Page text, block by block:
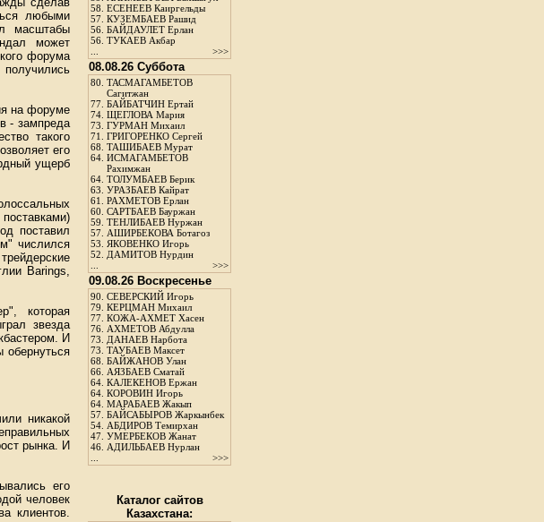
любыми
масштабы
может
форума
на форуме
- зампреда
такого
его
ущерб
поставил
числился
Barings,
которая
звезда
И
обернуться
никакой
рынка. И
его
человек
клиентов.
58. ЕСЕНЕЕВ Каиргельды
57. КУЗЕМБАЕВ Рашид
56. БАЙДАУЛЕТ Ерлан
56. ТУКАЕВ Акбар
>>>
08.08.26 Суббота
80. ТАСМАГАМБЕТОВ
Сагитжан
77. БАЙБАТЧИН Ертай
74. ЩЕГЛОВА Мария
73. ГУРМАН Михаил
71. ГРИГОРЕНКО Сергей
68. ТАШИБАЕВ Мурат
64. ИСМАГАМБЕТОВ
Рахимжан
64. ТОЛУМБАЕВ Берик
63. УРАЗБАЕВ Кайрат
61. РАХМЕТОВ Ерлан
60. САРТБАЕВ Бауржан
59. ТЕНЛИБАЕВ Нуржан
57. АШИРБЕКОВА Ботагоз
53. ЯКОВЕНКО Игорь
52. ДАМИТОВ Нурдин
>>>
09.08.26 Воскресенье
90. СЕВЕРСКИЙ Игорь
79. КЕРЦМАН Михаил
77. КОЖА-АХМЕТ Хасен
76. АХМЕТОВ Абдулла
73. ДАНАЕВ Нарбота
73. ТАУБАЕВ Максет
68. БАЙЖАНОВ Улан
66. АЯЗБАЕВ Сматай
64. КАЛЕКЕНОВ Ержан
64. КОРОВИН Игорь
64. МАРАБАЕВ Жакып
57. БАЙСАБЫРОВ Жаркынбек
54. АБДИРОВ Темирхан
47. УМЕРБЕКОВ Жанат
46. АДИЛЬБАЕВ Нурлан
>>>
Каталог сайтов
Казахстана: